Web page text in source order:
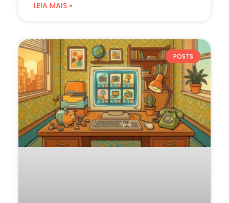
LEIA MAIS »
POSTS